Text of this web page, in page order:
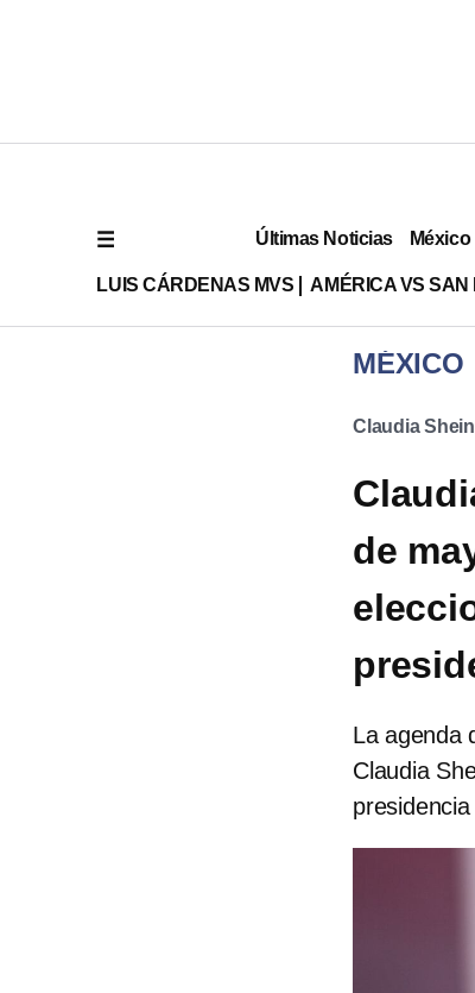
Últimas Noticias México
LUIS CÁRDENAS MVS AMÉRICA VS SAN
MÉXICO
Claudia
de
La agenda
Claudia